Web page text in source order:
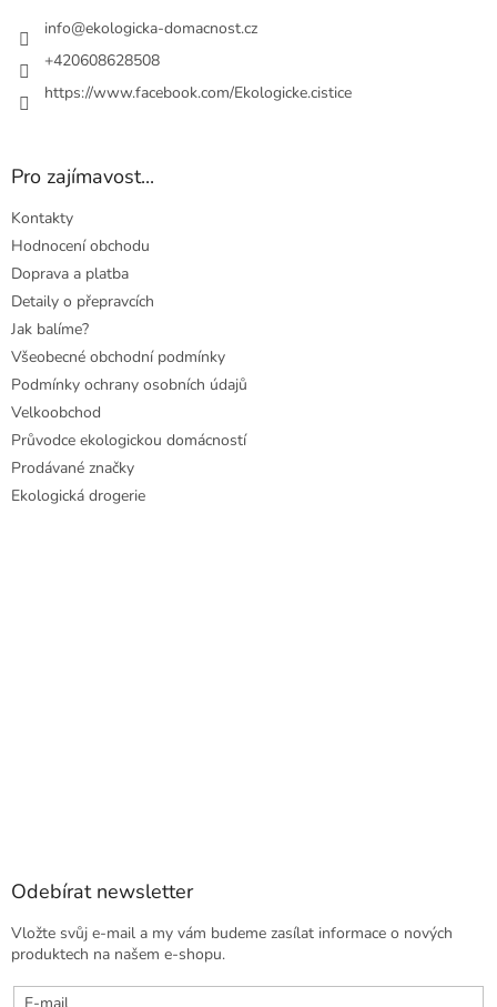
info@ekologicka-domacnost.cz
+420608628508
https://www.facebook.com/Ekologicke.cistice
Pro zajímavost...
Kontakty
Hodnocení obchodu
Doprava a platba
Detaily o přepravcích
Jak balíme?
Všeobecné obchodní podmínky
Podmínky ochrany osobních údajů
Velkoobchod
Průvodce ekologickou domácností
Prodávané značky
Ekologická drogerie
Odebírat newsletter
Vložte svůj e-mail a my vám budeme zasílat informace o nových
produktech na našem e-shopu.